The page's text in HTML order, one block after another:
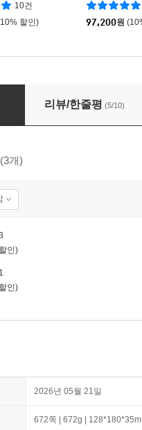
10건
할인) 97,200원
리뷰/한줄평 (5/10)
(3개)
인)
인)
2026년 05월 21일
672쪽 | 672g |